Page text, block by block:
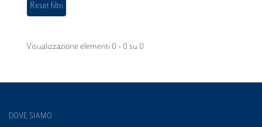
Visualizzazione elementi 0 - 0 su 0
DOVE SIAMO